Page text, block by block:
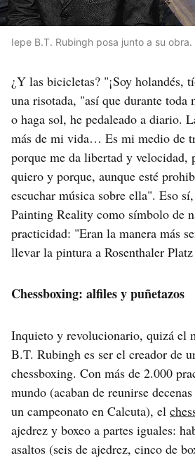
Iepe B.T. Rubingh posa junto a su obra.
¿Y las bicicletas? "¡Soy holandés,
una risotada, "así que durante
o haga sol, he pedaleado a diario.
más de mi vida… Es mi medio de
porque me da libertad y velocidad,
quiero y porque, aunque esté
escuchar música sobre ella". Eso
Painting Reality como símbolo de
practicidad: "Eran la manera más
llevar la pintura a Rosenthaler
Chessboxing: alfiles y puñetazos
Inquieto y revolucionario, quizá el
B.T. Rubingh es ser el creador de
chessboxing. Con más de 2.000
mundo (acaban de reunirse
un campeonato en Calcuta), el
ajedrez y boxeo a partes iguales:
asaltos (seis de ajedrez, cinco de